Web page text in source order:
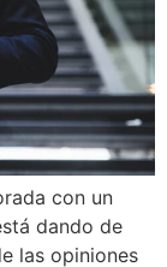
con un
dando de
las opiniones